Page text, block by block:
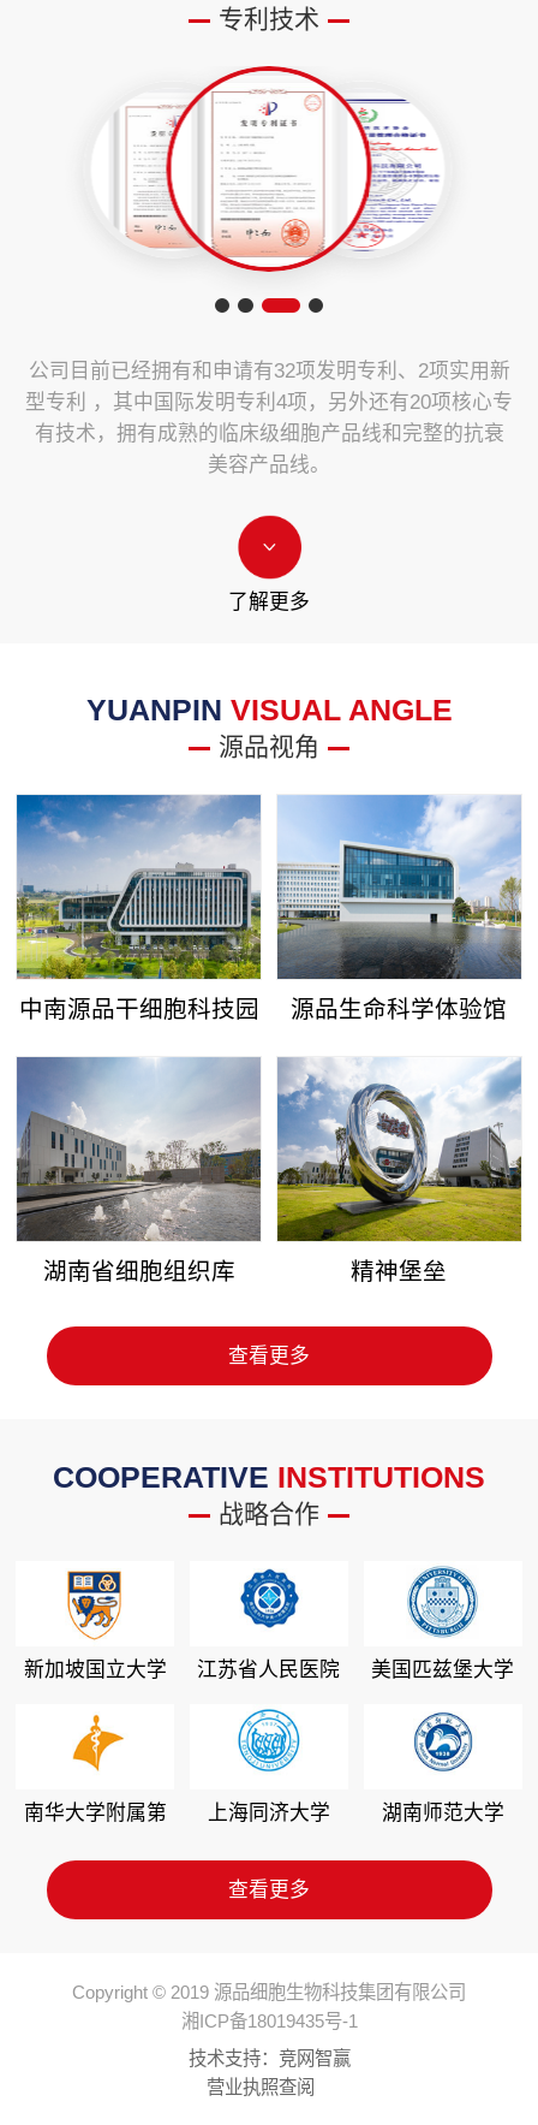
专利技术
公司目前已经拥有和申请有32项发明专利、2项实用新
型专利 ，其中国际发明专利4项，另外还有20项核心专
有技术，拥有成熟的临床级细胞产品线和完整的抗衰
美容产品线。
了解更多
YUANPIN VISUAL ANGLE
源品视角
中南源品干细胞科技园 源品生命科学体验馆
湖南省细胞组织库 精神堡垒
查看更多
COOPERATIVE INSTITUTIONS
战略合作
新加坡国立大学 江苏省人民医院 美国匹兹堡大学
南华大学附属第
上海同济大学 湖南师范大学
查看更多
Copyright © 2019 源品细胞生物科技集团有限公司
湘ICP备18019435号-1
技术支持： 竞网智赢
营业执照查阅